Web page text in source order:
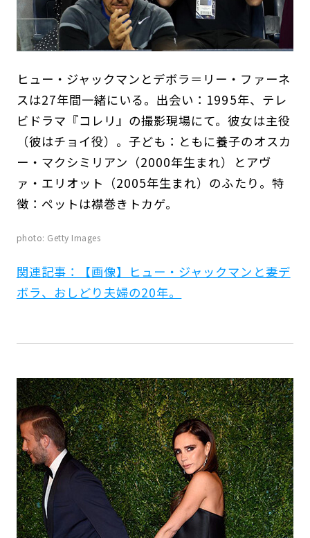
ヒュー・ジャックマンとデボラ＝リー・ファーネ
スは27年間一緒にいる。出会い：1995年、テレ
ビドラマ『コレリ』の撮影現場にて。彼女は主役
（彼はチョイ役）。子ども：ともに養子のオスカ
ー・マクシミリアン（2000年生まれ）とアヴ
ァ・エリオット（2005年生まれ）のふたり。特
徴：ペットは襟巻きトカゲ。
photo: Getty Images
関連記事：【画像】ヒュー・ジャックマンと妻デ
ボラ、おしどり夫婦の20年。